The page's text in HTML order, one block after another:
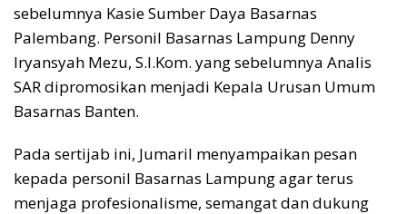
sebelumnya Kasie Sumber Daya Basarnas
Palembang. Personil Basarnas Lampung Denny
Iryansyah Mezu, S.I.Kom. yang sebelumnya Analis
SAR dipromosikan menjadi Kepala Urusan Umum
Basarnas Banten.
Pada sertijab ini, Jumaril menyampaikan pesan
kepada personil Basarnas Lampung agar terus
menjaga profesionalisme, semangat dan dukung